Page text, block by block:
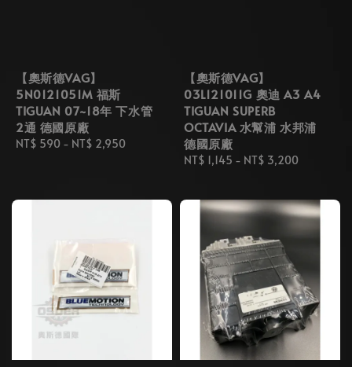
【奧斯德VAG】
5N0121051M 福斯
TIGUAN 07~18年 下水管
2通 德國原廠
Regular
NT$ 590 - NT$ 2,950
【奧斯德VAG】
03L121011G 奧迪 A3 A4
TIGUAN SUPERB
OCTAVIA 水幫浦 水邦浦
德國原廠
Regular
NT$ 1,145 - NT$ 3,200